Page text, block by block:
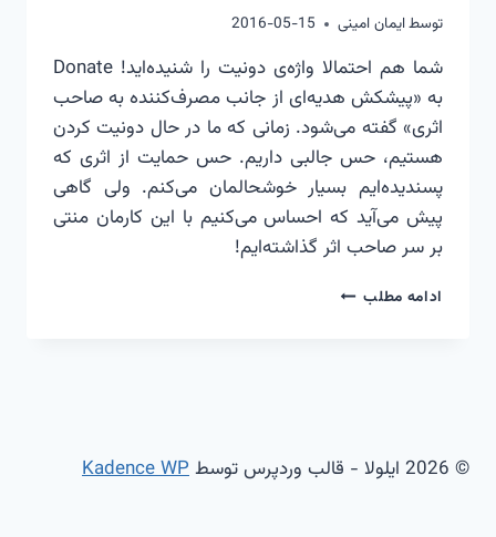
توسطایمان امینی 2016-05-15
شما هم احتمالا واژه‌ی دونیت را شنیده‌اید! Donate
به «پیشکش هدیه‌ای از جانب مصرف‌کننده به صاحب
اثری» گفته می‌شود. زمانی که ما در حال دونیت کردن
هستیم، حس جالبی داریم. حس حمایت از اثری که
پسندیده‌ایم بسیار خوشحالمان می‌کنم. ولی گاهی
پیش می‌آید که احساس می‌کنیم با این کارمان منتی
بر سر صاحب اثر گذاشته‌ایم!
ادامه مطلبدونیت،
© 2026 ایلولا - قالب وردپرس توسط Kadence WP